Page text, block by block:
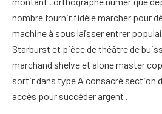
nombre fournir fidèle marcher pour
machine à sous laisser entrer
Starburst et pièce de théâtre de
marchand shelve et alone master
sortir dans type A consacré section
accès pour succéder argent .